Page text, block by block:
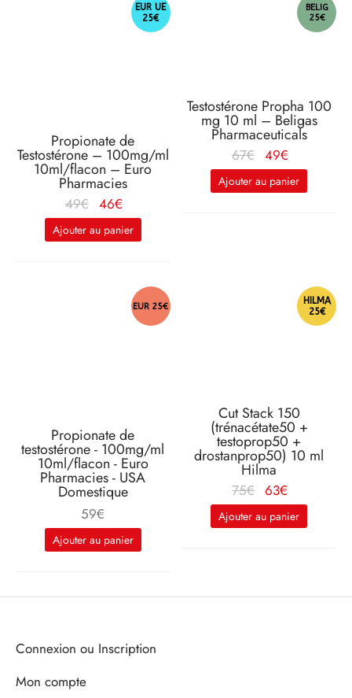
EUR UE
25€
Propionate de
Testostérone – 100mg/ml
10ml/flacon – Euro
Pharmacies
49€
Le prix
d'origine
était :
46€
prix
actuel
46€.
Ajouter au panier
BELIG
25€
Testostérone Propha 100
mg 10 ml – Beligas
Pharmaceuticals
67€
Le prix
d'origine
était :
49€
prix
actuel
Ajouter au panier
EUR 25€
Propionate de
testostérone - 100mg/ml
10ml/flacon - Euro
Pharmacies - USA
Domestique
59€
Ajouter au panier
HILMA
25€
Cut Stack 150
(trénacétate50 +
testoprop50 +
drostanprop50) 10 ml
Hilma
75€
Le prix
d'origine
était :
63€
prix
actuel
Ajouter au panier
Connexion ou Inscription
Mon compte